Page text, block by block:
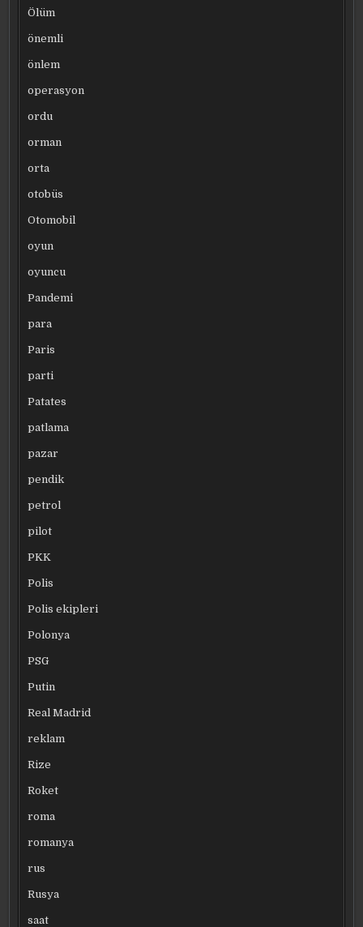
Ölüm
önemli
önlem
operasyon
ordu
orman
orta
otobüs
Otomobil
oyun
oyuncu
Pandemi
para
Paris
parti
Patates
patlama
pazar
pendik
petrol
pilot
PKK
Polis
Polis ekipleri
Polonya
PSG
Putin
Real Madrid
reklam
Rize
Roket
roma
romanya
rus
Rusya
saat